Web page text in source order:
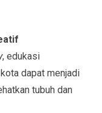
, edukasi
dapat menjadi
tubuh dan